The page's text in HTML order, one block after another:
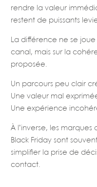
rendre la valeur
restent de puissants
La différence ne se
canal, mais sur la
proposée.
Un parcours peu clair
Une valeur mal
Une expérience
À l’inverse, les
Black Friday sont
simplifier la prise de
contact.